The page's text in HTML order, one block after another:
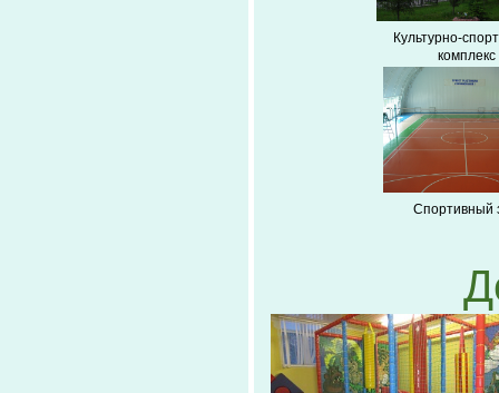
Культурно-
комплекс
Спортивный